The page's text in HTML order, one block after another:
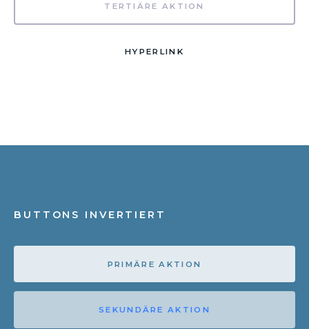
TERTIÄRE AKTION
HYPERLINK
BUTTONS INVERTIERT
PRIMÄRE AKTION
SEKUNDÄRE AKTION